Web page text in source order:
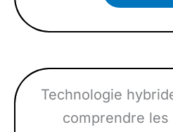
Technologie
comprendre les